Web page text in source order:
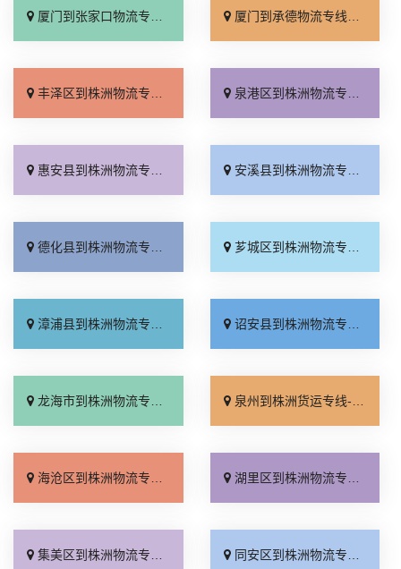
厦门到张家口物流专线_专线快运「运价查询」 厦门到承德物流专线_专线快运「零担配货」
丰泽区到株洲物流专线_高速快运「全程定位」 泉港区到株洲物流专线_专线快运「零担配货」
惠安县到株洲物流专线_收费介绍「实时反馈」 安溪县到株洲物流专线_高效运输「资质齐全」
德化县到株洲物流专线_一站式托运「全程定位」 芗城区到株洲物流专线_保证时效「一站式托运」
漳浦县到株洲物流专线_按时送达「全境配送」 诏安县到株洲物流专线_直达特快专线「直通专线」
龙海市到株洲物流专线_市县闪送「直通专线」 泉州到株洲货运专线-泉州到株洲物流公司_一站式托运「快运直达」
海沧区到株洲物流专线_直达不中转「要多少钱」 湖里区到株洲物流专线_高效运输「急你所需」
集美区到株洲物流专线_一站直达「市县派送」 同安区到株洲物流专线_实时跟踪 「整车配货」